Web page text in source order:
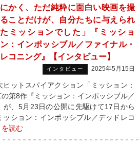
にかく、ただ純粋に面白い映画を撮
ることだけが、自分たちに与えられ
たミッションでした」『ミッショ
ン：インポッシブル／ファイナル・
レコニング』【インタビュー】
インタビュー 2025年5月15日
ットスパイアクション「ミッション：
第8作『ミッション：インポッシブル／
が、5月23日の公開に先駆けて17日から
ション：インポッシブル／デッドレコ
を読む